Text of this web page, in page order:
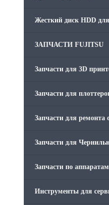
Жесткий диск HDD
ЗАПЧАСТИ FUJITSU
Запчасти для 3D
Запчасти для
Запчасти для ремонта
Запчасти для
Запчасти по аппаратам
Инструменты для